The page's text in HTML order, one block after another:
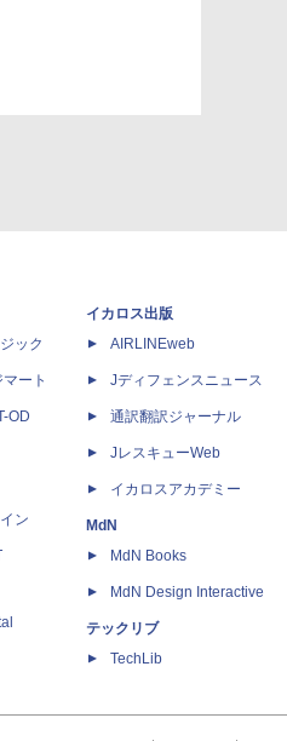
ック
ート
OD
ン
イカロス出版
AIRLINEweb
Jディフェンスニュース
通訳翻訳ジャーナル
JレスキューWeb
イカロスアカデミー
MdN
MdN Books
MdN Design Interactive
テックリブ
TechLib